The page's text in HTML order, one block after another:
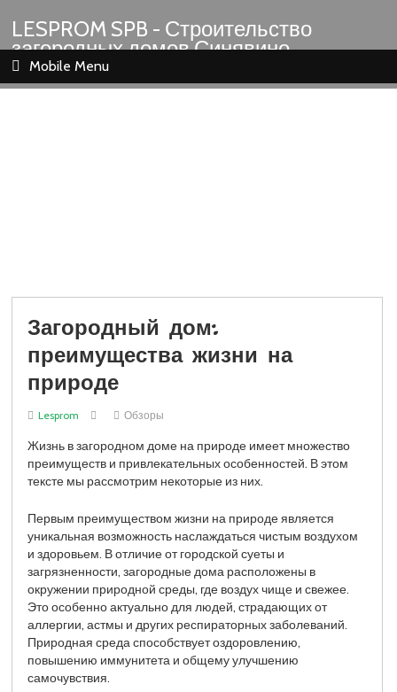
LESPROM SPB - Строительство
загородных домов Синявино
Шлиссельбург Кировск Назия
Mobile Menu
Загородный дом:
преимущества жизни на
природе
Lesprom Обзоры
Жизнь в загородном доме на природе имеет множество
преимуществ и привлекательных особенностей. В этом
тексте мы рассмотрим некоторые из них.
Первым преимуществом жизни на природе является
уникальная возможность наслаждаться чистым воздухом
и здоровьем. В отличие от городской суеты и
загрязненности, загородные дома расположены в
окружении природной среды, где воздух чище и свежее.
Это особенно актуально для людей, страдающих от
аллергии, астмы и других респираторных заболеваний.
Природная среда способствует оздоровлению,
повышению иммунитета и общему улучшению
самочувствия.